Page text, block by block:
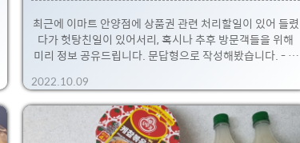
최근에 이마트 안양점에 상품권 관련 처리할일이 있어 들렸
다가 헛탕친일이 있어서리, 혹시나 추후 방문객들을 위해
미리 정보 공유드립니다. 문답형으로 작성해봤습니다. - 이
한가? >> 교환 가능한데 불가능한 것 있음. 요건 모바일 상
품권 구매나 온 문자에서 확인 가능. 요즘에는 이마트에서
가능한지, 신세계 백화점에서만 가능한지 명확하게 나와 있
음. 안양을 포함한... 경기도 남서쪽에는 신세계 백화점이
2022.10.09